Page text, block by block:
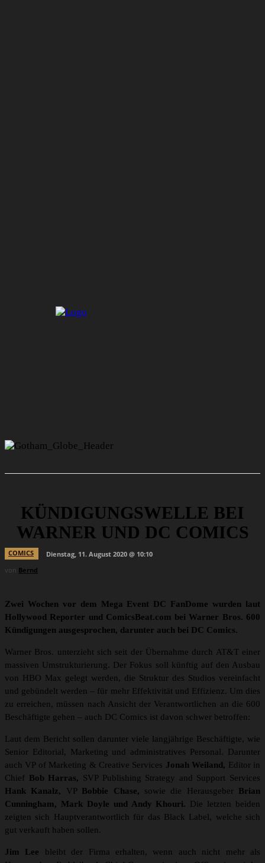
KÜNDIGUNGSWELLE BEI
WARNER UND DC COMICS
COMICS
Dienstag, 11. August 2020 @ 10:10
von Bernd
Zwei Wochen vor dem Mega Event DC FanDome wurden laut
Hollywood Reporter und ComicsBeat.com bei Warner Bros. 600
Kündigungen ausgesprochen, darunter auch bei DC Comics.
Warner Bros. unterzieht sich seit der Übernahme durch AT&T einer
massiven Umstrukturierung. Der Fokus soll künftig auf den Ausbau
von HBO Max gelegt werden, die Struktur des Studios vereinfacht
und gebündelt werden – für mehr Effektivität und Effizienz. Um dies
zu erreichen, müssen nach Ansicht der Verantwortlichen an die 600
Beschäftigte gehen – auch DC Comics ist davon schwer betroffen:
Laut dem Bericht sollen darunter viele langjährige Beschäftigte, wie
Senior Editorial, Marketing und administratives Personal. Darunter
auch VP of Marketing & Creative Services Jonah Weiland, Editor in
Chief Bob Harras, SVP Publishing Strategy and Support Services
Hank Kanalz, VP Bobbie Chase, sowie die Herausgeber Brian
Cunningham, Mark Doyle und Andy Khouri.
Die letzten beiden
zeigten sich Hauptverantwortlich für das Black Label, welche sich
gut verkauft haben sollen.
Jim Lee bleibt der Firma erhalten, wenn auch nicht mehr als